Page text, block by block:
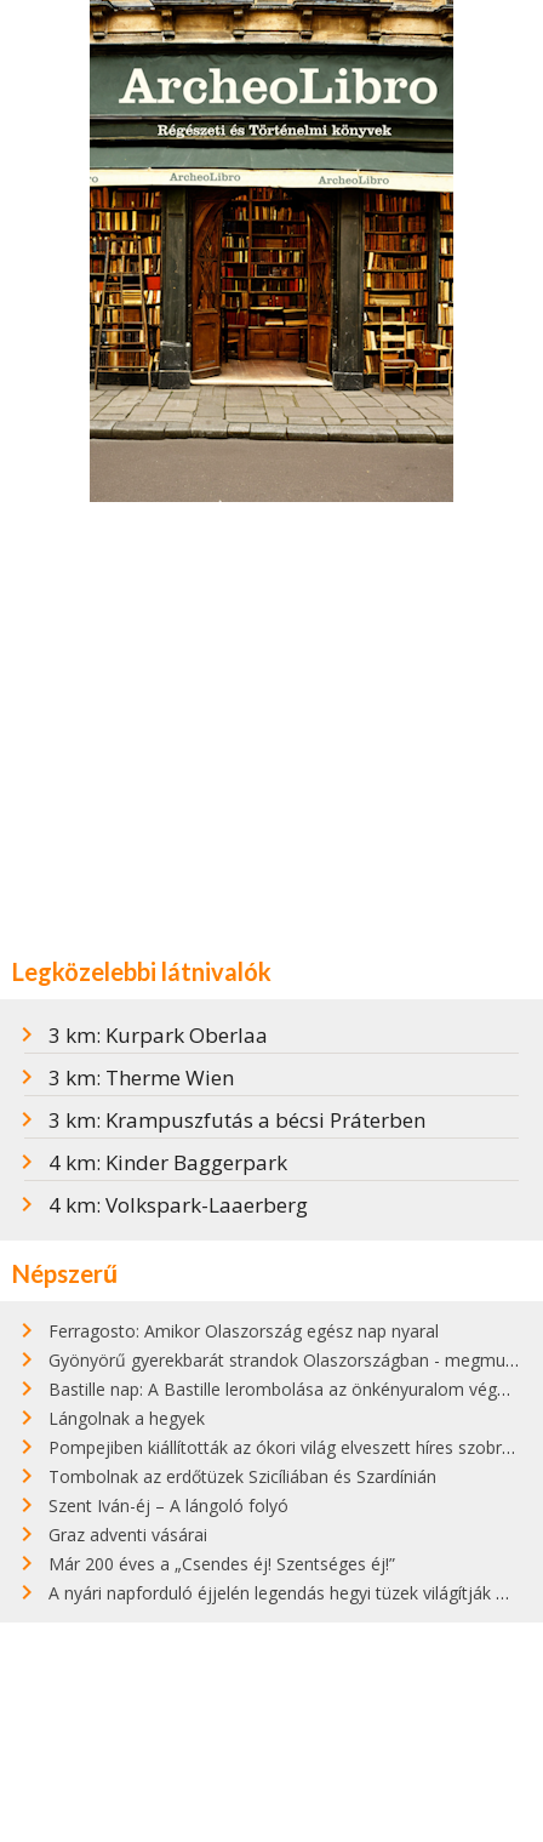
Legközelebbi látnivalók
3 km: Kurpark Oberlaa
3 km: Therme Wien
3 km: Krampuszfutás a bécsi Práterben
4 km: Kinder Baggerpark
4 km: Volkspark-Laaerberg
Népszerű
Ferragosto: Amikor Olaszország egész nap nyaral
Gyönyörű gyerekbarát strandok Olaszországban - megmutatjuk a 15 legjobbat
Bastille nap: A Bastille lerombolása az önkényuralom végét jelentette
Lángolnak a hegyek
Pompejiben kiállították az ókori világ elveszett híres szobrának másolatát
Tombolnak az erdőtüzek Szicíliában és Szardínián
Szent Iván-éj – A lángoló folyó
Graz adventi vásárai
Már 200 éves a „Csendes éj! Szentséges éj!”
A nyári napforduló éjjelén legendás hegyi tüzek világítják meg Zugspitzét